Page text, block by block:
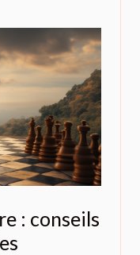
: conseils